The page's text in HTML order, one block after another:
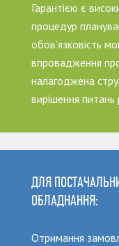
Гарантією є
процедур
обов’язковість
впровадження
налагоджена
вирішення
ДЛЯ
ОБЛАДНАННЯ:
Отримання